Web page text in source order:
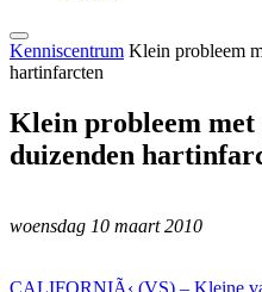
Kenniscentrum Klein probleem
hartinfarcten
Klein probleem met
duizenden
woensdag 10 maart 2010